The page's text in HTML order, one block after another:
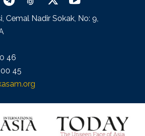
Cemal Nadir Sokak, No: 9,
46
45